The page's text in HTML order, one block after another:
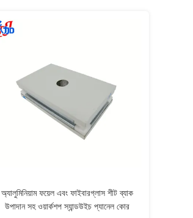
অ্যালুমিনিয়াম ফয়েল এবং ফাইবারগ্লাস শীট ব্যাক
উপাদান সহ ওয়ার্কশপ স্যান্ডউইচ প্যানেল কোর